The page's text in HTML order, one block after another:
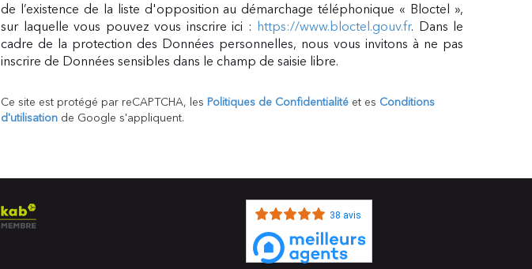
de l’existence de la liste d'opposition au démarchage téléphonique « Bloctel »,
sur laquelle vous pouvez vous inscrire ici :
https://www.bloctel.gouv.fr. Dans le
cadre de la protection des Données personnelles, nous vous invitons à ne pas
inscrire de Données sensibles dans le champ de saisie libre.
Ce site est protégé par reCAPTCHA, les Politiques de Confidentialité et es Conditions
d'utilisation de Google s'appliquent.
38 avis